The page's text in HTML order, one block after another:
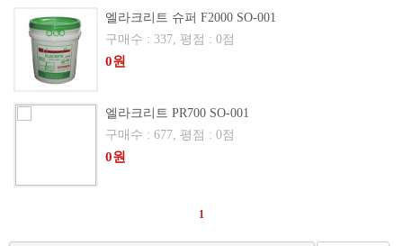
엘라크리트 슈퍼 F2000 SO-001
구매수 : 337, 평점 : 0점
0원
엘라크리트 PR700 SO-001
구매수 : 677, 평점 : 0점
0원
1